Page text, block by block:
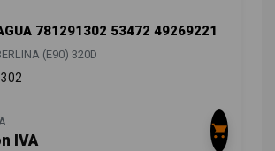
781291302 53472 49269221
(E90) 320D
IVA